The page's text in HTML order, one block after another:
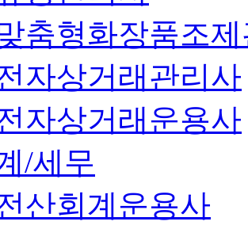
춤형화장품조
자상거래관리사
자상거래운용사
/세무
산회계운용사